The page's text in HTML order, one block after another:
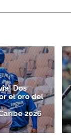
Dos
el oro del
2026